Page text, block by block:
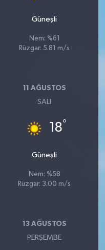
Güneşli
Nem: %61
Rüzgar: 5.81 m/s
11 AĞUSTOS
SALI
18°
Güneşli
Nem: %58
Rüzgar: 3.00 m/s
13 AĞUSTOS
PERŞEMBE